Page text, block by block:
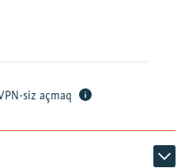
siz açmaq